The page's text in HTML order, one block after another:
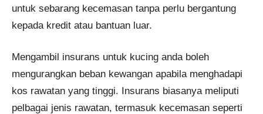
untuk sebarang kecemasan tanpa perlu bergantung
kepada kredit atau bantuan luar​​.
Mengambil insurans untuk kucing anda boleh
mengurangkan beban kewangan apabila menghadapi
kos rawatan yang tinggi. Insurans biasanya meliputi
pelbagai jenis rawatan, termasuk kecemasan seperti